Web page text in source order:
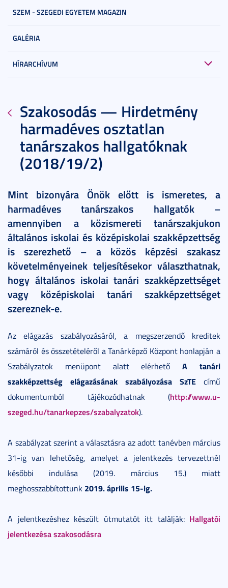
SZEM - SZEGEDI EGYETEM MAGAZIN
GALÉRIA
HÍRARCHÍVUM
Szakosodás — Hirdetmény
harmadéves osztatlan
tanárszakos hallgatóknak
(2018/19/2)
Mint bizonyára Önök előtt is ismeretes, a
harmadéves tanárszakos hallgatók –
amennyiben a közismereti tanárszakjukon
általános iskolai és középiskolai szakképzettség
is szerezhető – a közös képzési szakasz
követelményeinek teljesítésekor választhatnak,
hogy általános iskolai tanári szakképzettséget
vagy középiskolai tanári szakképzettséget
szereznek-e.
Az elágazás szabályozásáról, a megszerzendő kreditek
számáról és összetételéről a Tanárképző Központ honlapján a
Szabályzatok menüpont alatt elérhetőA tanári
szakképzettség elágazásának szabályozása SzTE című
dokumentumból tájékozódhatnak (http://www.u-
szeged.hu/tanarkepzes/szabalyzatok).
A szabályzat szerint a választásra az adott tanévben március
31-ig van lehetőség, amelyet a jelentkezés tervezettnél
későbbi indulása (2019. március 15.) miatt
meghosszabbítottunk 2019. április 15-ig.
A jelentkezéshez készült útmutatót itt találják: Hallgatói
jelentkezésa szakosodásra